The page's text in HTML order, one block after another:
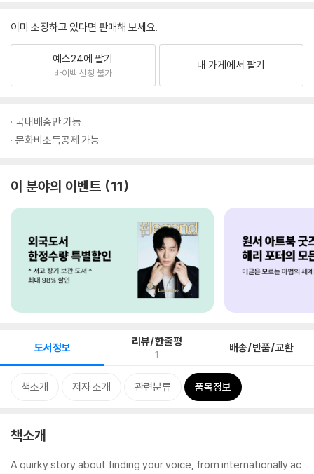
이미 소장하고 있다면 판매해 보세요.
예스24에 팔기
바이백 신청 불가
내 가게에서 팔기
국내배송만 가능
문화비소득공제 가능
이 분야의 이벤트 11
도서정보 리뷰/한줄평
1 배송/반품/교환
책소개 저자 소개 관련분류 품목정보
책소개
A quirky story about finding your voice, from internationally ac